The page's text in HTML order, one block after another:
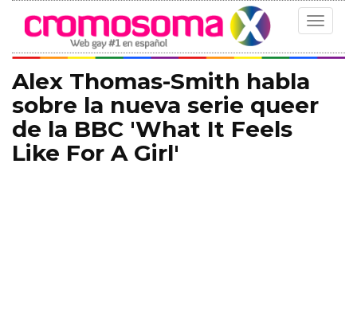
Toggle
Alex Thomas-Smith habla
sobre la nueva serie queer
de la BBC 'What It Feels
Like For A Girl'